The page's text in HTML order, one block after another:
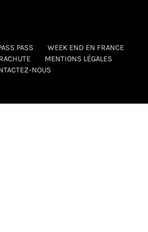
PASS
WEEK END EN FRANCE
MENTIONS LÉGALES
NOUS